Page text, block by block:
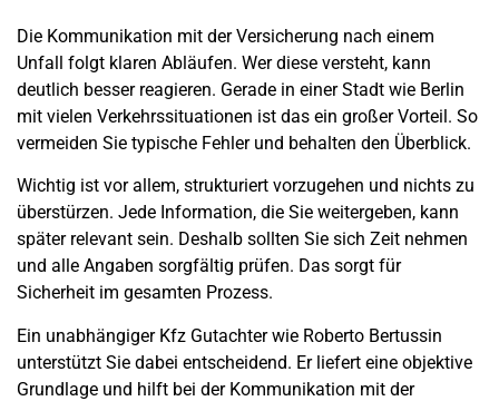
Die Kommunikation mit der Versicherung nach einem
Unfall folgt klaren Abläufen. Wer diese versteht, kann
deutlich besser reagieren. Gerade in einer Stadt wie Berlin
mit vielen Verkehrssituationen ist das ein großer Vorteil. So
vermeiden Sie typische Fehler und behalten den Überblick.
Wichtig ist vor allem, strukturiert vorzugehen und nichts zu
überstürzen. Jede Information, die Sie weitergeben, kann
später relevant sein. Deshalb sollten Sie sich Zeit nehmen
und alle Angaben sorgfältig prüfen. Das sorgt für
Sicherheit im gesamten Prozess.
Ein unabhängiger Kfz Gutachter wie Roberto Bertussin
unterstützt Sie dabei entscheidend. Er liefert eine objektive
Grundlage und hilft bei der Kommunikation mit der